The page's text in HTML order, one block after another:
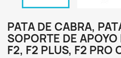
PATA DE CABRA,
SOPORTE DE APOYO
F2, F2 PLUS, F2 PRO